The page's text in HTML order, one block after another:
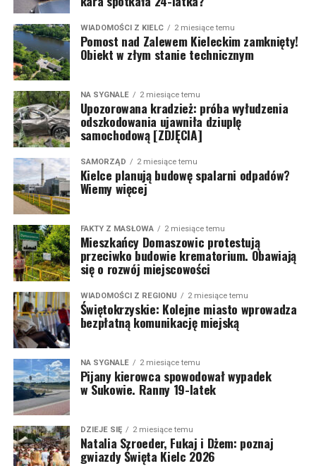
WIADOMOŚCI Z KIELC 2 miesiące temu
Pomost nad Zalewem Kieleckim zamknięty!
Obiekt w złym stanie technicznym
NA SYGNALE 2 miesiące temu
Upozorowana kradzież: próba wyłudzenia
odszkodowania ujawniła dziuplę
samochodową [ZDJĘCIA]
SAMORZĄD 2 miesiące temu
Kielce planują budowę spalarni odpadów?
Wiemy więcej
FAKTY Z MASŁOWA 2 miesiące temu
Mieszkańcy Domaszowic protestują
przeciwko budowie krematorium. Obawiają
się o rozwój miejscowości
WIADOMOŚCI Z REGIONU 2 miesiące temu
Świętokrzyskie: Kolejne miasto wprowadza
bezpłatną komunikację miejską
NA SYGNALE 2 miesiące temu
Pijany kierowca spowodował wypadek
w Sukowie. Ranny 19-latek
DZIEJE SIĘ 2 miesiące temu
Natalia Szroeder, Fukaj i Dżem: poznaj
gwiazdy Święta Kielc 2026